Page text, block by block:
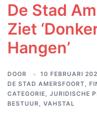
De Stad
Ziet
Hangen’
DOOR
10 FEBRUARI
DE STAD AMERSFOORT,
CATEGORIE, JURIDISCHE
BESTUUR, VAHSTAL